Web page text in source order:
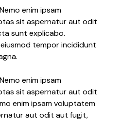
enim ipsam
sit aspernatur aut odit
sunt explicabo.
tempor incididunt
enim ipsam
sit aspernatur aut odit
enim ipsam voluptatem
aut odit aut fugit,